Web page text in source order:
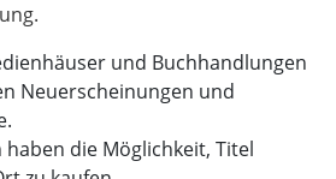
und Buchhandlungen
Neuerscheinungen und
haben die Möglichkeit, Titel